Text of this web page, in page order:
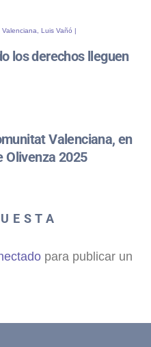
los derechos lleguen
Valenciana, en
Olivenza 2025
para publicar un